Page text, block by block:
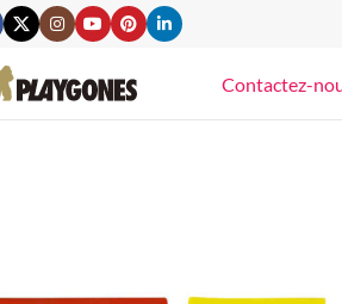
Contactez-